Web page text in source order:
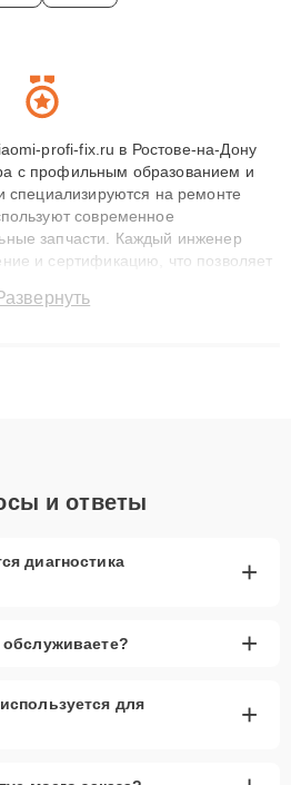
profi-fix.ru в Ростове-на-Дону
с профильным образованием и
специализируются на ремонте
современное
запчасти. Каждый инженер
и сертификацию, что позволяет
до 3 лет. Наши мастера
и ответы
диагностика
+
+
для
+